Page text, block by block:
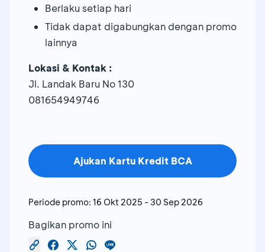
Berlaku setiap hari
Tidak dapat digabungkan dengan promo
lainnya
Lokasi & Kontak :
Jl. Landak Baru No 130
081654949746
Ajukan Kartu Kredit BCA
Periode promo: 16 Okt 2025 - 30 Sep 2026
Bagikan promo ini